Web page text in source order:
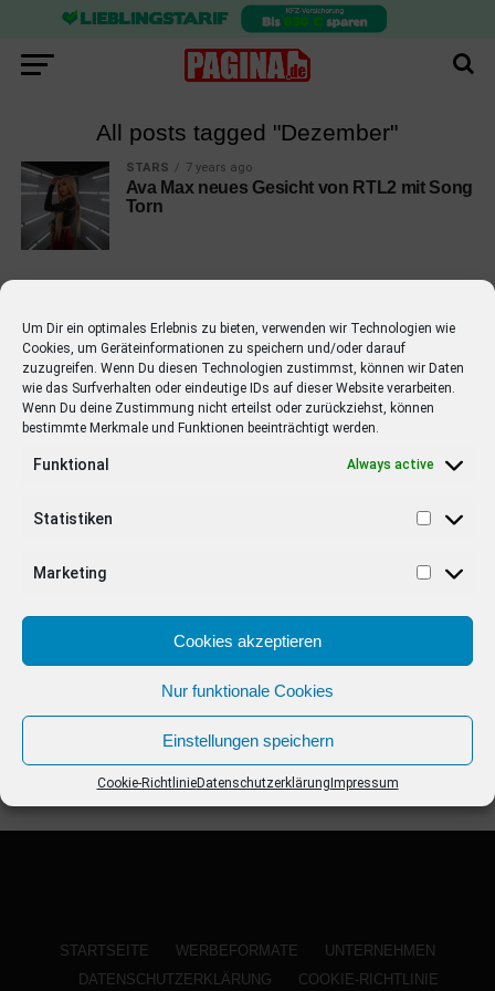
Um Dir ein optimales Erlebnis zu bieten, verwenden wir Technologien wie
Cookies, um Geräteinformationen zu speichern und/oder darauf
zuzugreifen. Wenn Du diesen Technologien zustimmst, können wir Daten
wie das Surfverhalten oder eindeutige IDs auf dieser Website verarbeiten.
Wenn Du deine Zustimmung nicht erteilst oder zurückziehst, können
bestimmte Merkmale und Funktionen beeinträchtigt werden.
Funktional Always active
Statistiken
Marketing
Cookies akzeptieren
Nur funktionale Cookies
Einstellungen speichern
Cookie-RichtlinieDatenschutzerklärung Impressum
All posts tagged "Dezember"
STARS 7 years ago
Ava Max neues Gesicht von RTL2 mit Song
Torn
EMPFOHLEN
STARS 4 years ago
Barbara Schöneberger Moderatorin
von “Verstehen Sie Spaß?”
STARTSEITE WERBEFORMATE
UNTERNEHMEN
DATENSCHUTZERKLÄRUNG
COOKIE-RICHTLINIE